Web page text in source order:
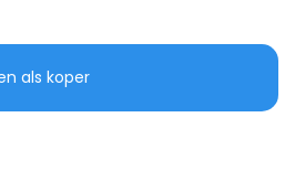
als koper